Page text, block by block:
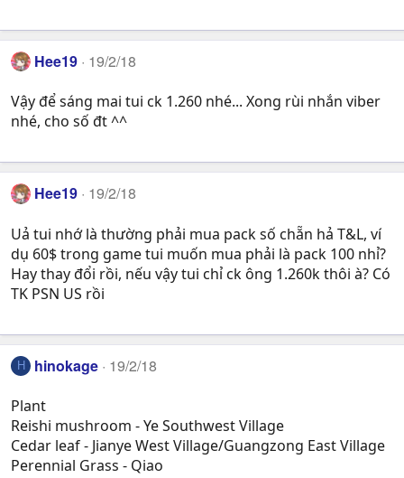
Hee19 19/2/18
Vậy để sáng mai tui ck 1.260 nhé... Xong rùi nhắn viber
nhé, cho số đt ^^
Hee19 19/2/18
Uả tui nhớ là thường phải mua pack số chẵn hả T&L, ví
dụ 60$ trong game tui muốn mua phải là pack 100 nhỉ?
Hay thay đổi rồi, nếu vậy tui chỉ ck ông 1.260k thôi à? Có
TK PSN US rồi
H hinokage 19/2/18
Plant
Reishi mushroom - Ye Southwest Village
Cedar leaf - Jianye West Village/Guangzong East Village
Perennial Grass - Qiao